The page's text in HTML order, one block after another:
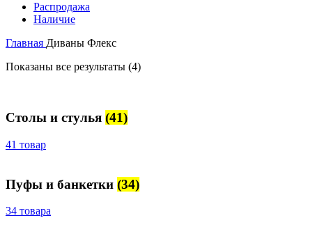
Распродажа
Наличие
Главная Диваны Флекс
Показаны все результаты (4)
Столы и стулья (41)
41 товар
Пуфы и банкетки (34)
34 товара